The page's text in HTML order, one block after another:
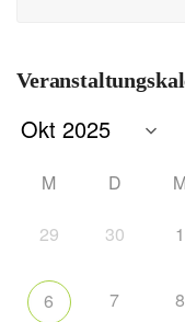
M D M
29 30 1
6 7 8